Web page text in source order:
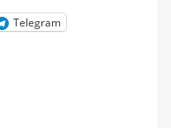
Telegram